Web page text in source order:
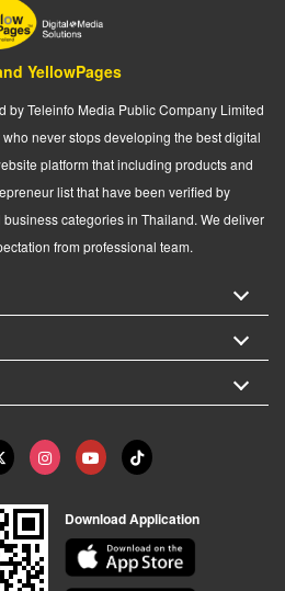
YellowPages
by Teleinfo Media Public Company Limited
never stops developing the best digital
platform that including products and
list that have been verified by
categories in Thailand. We deliver
from professional team.
Download Application